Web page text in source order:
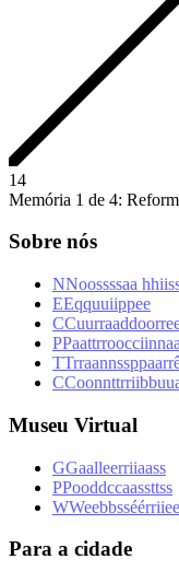
14
Memória 1 de 4:
Sobre nós
NNoossssaa hhiis
EEqquuiippee
CCuurraaddoorre
PPaattrroocciinnaa
TTrraannssppaarr
CCoonnttrriibbuu
Museu Virtual
GGaalleerriiaass
PPooddccaassttss
WWeebbsséérriiee
Para a cidade